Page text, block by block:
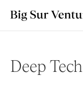
Deep Tech